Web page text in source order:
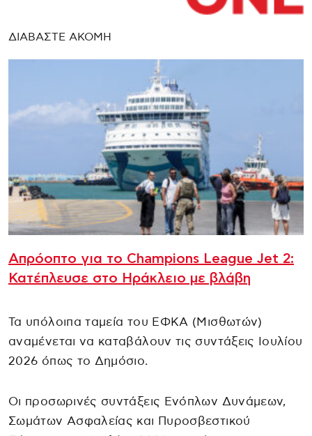
ΔΙΑΒΑΣΤΕ ΑΚΟΜΗ
Απρόοπτο για το Champions League Jet 2:
Κατέπλευσε στο Ηράκλειο με βλάβη
Τα υπόλοιπα ταμεία του ΕΦΚΑ (Μισθωτών)
αναμένεται να καταβάλουν τις συντάξεις Ιουλίου
2026 όπως το Δημόσιο.
Οι προσωρινές συντάξεις Ενόπλων Δυνάμεων,
Σωμάτων Ασφαλείας και Πυροσβεστικού